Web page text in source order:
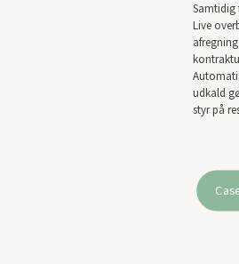
Samtidig
Live
udkald
styr på